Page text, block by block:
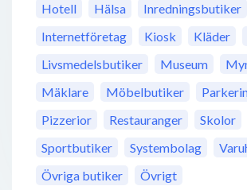
Hotell
Hälsa
Inredningsbutiker
Internetföretag
Kiosk Kläder
Livsmedelsbutiker
Museum
Mäklare
Möbelbutiker
Pizzerior
Restauranger Skolor
Sportbutiker
Systembolag
Övriga butiker
Övrigt